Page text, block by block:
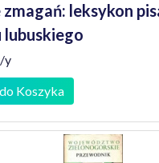
zmagań: leksykon
lubuskiego
y
Koszyka